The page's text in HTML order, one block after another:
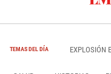
TEMAS DEL DÍA EXPLOSIÓN